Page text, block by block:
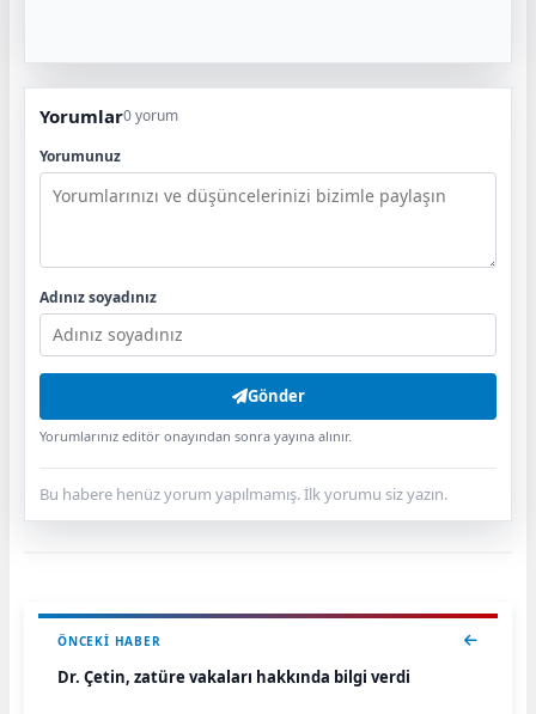
Yorumlar0 yorum
Yorumunuz
Adınız soyadınız
Gönder
Yorumlarınız editör onayından sonra yayına alınır.
Bu habere henüz yorum yapılmamış. İlk yorumu siz yazın.
ÖNCEKI HABER
Dr. Çetin, zatüre vakaları hakkında bilgi verdi